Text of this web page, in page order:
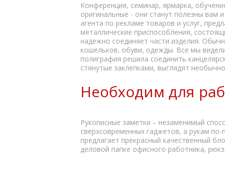
Конференция, семинар, ярмарка,
оригинальные - они станут полезны вам
агента по рекламе товаров и услуг,
металлические приспособления,
надежно соединяет части изделия.
кошельков, обуви, одежды. Все мы
полиграфия решила соединить
стянутые заклепками, выглядят
Необходим для
Рукописные заметки – незаменимый
сверхсовременных гаджетов, а рукам
предлагает прекрасный качественный
деловой папке офисного работника,